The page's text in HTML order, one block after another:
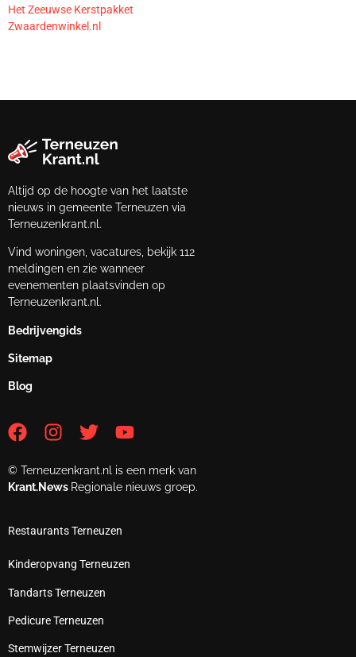
Het Zeeuwse Kerstpakket
Zwaardenwinkel.nl
Altijd op de hoogte van het laatste
nieuws in gemeente Terneuzen via
Terneuzenkrant.nl.
Vind woningen, vacatures, bekijk 112
meldingen en zie wanneer
evenementen plaatsvinden op
Terneuzenkrant.nl.
Bedrijvengids
Sitemap
Blog
© Terneuzenkrant.nl is een merk van
Krant.News Regionale nieuws groep.
Restaurants Terneuzen
Kinderopvang Terneuzen
Tandarts Terneuzen
Pedicure Terneuzen
Stemwijzer Terneuzen